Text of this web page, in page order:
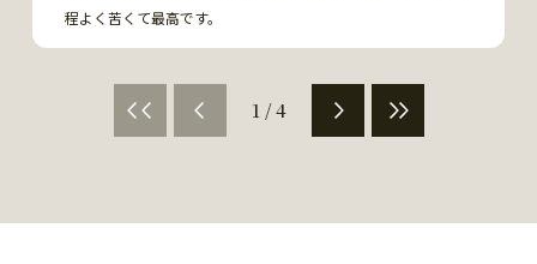
程よく苦くて最高です。
1 / 4